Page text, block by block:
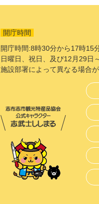
開庁時間
開庁時間:8時30分から17時15
日曜日、祝日、及び12月29日
施設部署によって異なる場合が